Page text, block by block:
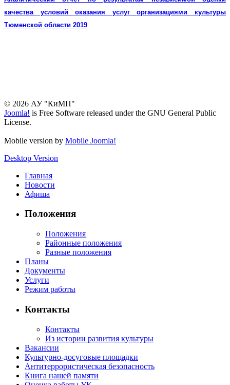
качества условий оказания услуг организациями культуры
Тюменской области 2019
© 2026 АУ "КиМП"
Joomla! is Free Software released under the GNU General Public
License.
Mobile version by Mobile Joomla!
Desktop Version
Главная
Новости
Афиша
Положения
Положения
Районные положения
Разные положения
Планы
Документы
Услуги
Режим работы
Контакты
Контакты
Из истории развития культуры
Вакансии
Культурно-досуговые площадки
Антитеррористическая безопасность
Книга нашей памяти